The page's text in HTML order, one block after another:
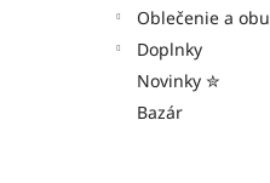
Oblečenie a
Doplnky
Novinky ✮
Bazár